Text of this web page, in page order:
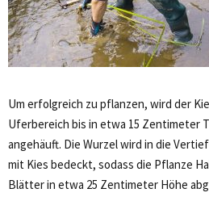
Um erfolgreich zu pflanzen, wird der
Uferbereich bis in etwa 15 Zentimeter
angehäuft. Die Wurzel wird in die
mit Kies bedeckt, sodass die Pflanze
Blätter in etwa 25 Zentimeter Höhe